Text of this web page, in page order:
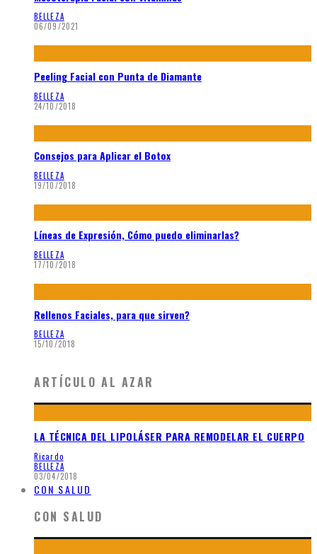
BELLEZA
06/09/2021
Peeling Facial con Punta de Diamante
BELLEZA
24/10/2018
Consejos para Aplicar el Botox
BELLEZA
19/10/2018
Líneas de Expresión, Cómo puedo eliminarlas?
BELLEZA
17/10/2018
Rellenos Faciales, para que sirven?
BELLEZA
15/10/2018
ARTÍCULO AL AZAR
LA TÉCNICA DEL LIPOLÁSER PARA REMODELAR EL CUERPO
Ricardo
BELLEZA
03/04/2018
CON SALUD
CON SALUD